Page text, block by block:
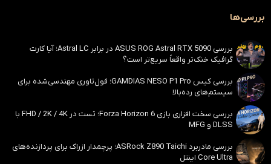
بررسی‌ها
بررسی ASUS ROG Astral RTX 5090 در برابر Astral LC؛ آیا کارت
گرافیک خنک‌تر واقعاً سریع‌تر است؟
بررسی کیس GAMDIAS NESO P1 Pro؛ فول‌تاوری مهندسی‌شده برای
سیستم‌های رده‌بالا
بررسی سخت افزاری بازی Forza Horizon 6؛ تست در FHD / 2K / 4K با
DLSS و MFG
بررسی مادربرد ASRock Z890 Taichi؛ پرچمدار ازراک برای پردازنده‌های
Core Ultra اینتل